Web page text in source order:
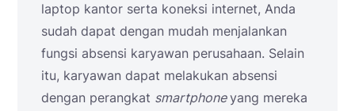
laptop kantor serta koneksi internet, Anda
sudah dapat dengan mudah menjalankan
fungsi absensi karyawan perusahaan. Selain
itu, karyawan dapat melakukan absensi
dengan perangkat smartphoneyang mereka